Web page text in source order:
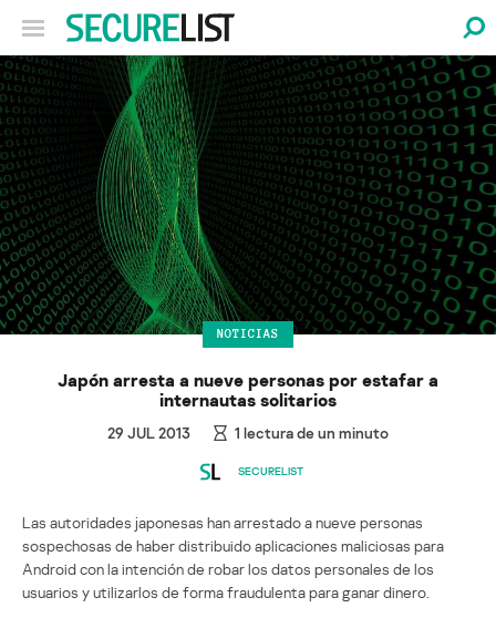
NOTICIAS
Japón arresta a nueve personas por estafar a
internautas solitarios
29 JUL 2013 1 lectura de un minuto
SECURELIST
Las autoridades japonesas han arrestado a nueve personas
sospechosas de haber distribuido aplicaciones maliciosas para
Android con la intención de robar los datos personales de los
usuarios y utilizarlos de forma fraudulenta para ganar dinero.